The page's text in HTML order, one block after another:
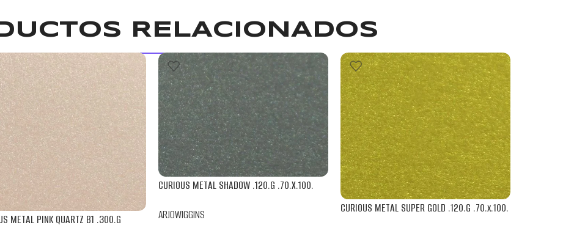
RELACIONADOS
METAL PINK QUARTZ B1 .300.G
CURIOUS METAL SHADOW .120.G .70.X.100.
ARJOWIGGINS
CURIOUS METAL SUPER GOLD .120.G .70.x.100.